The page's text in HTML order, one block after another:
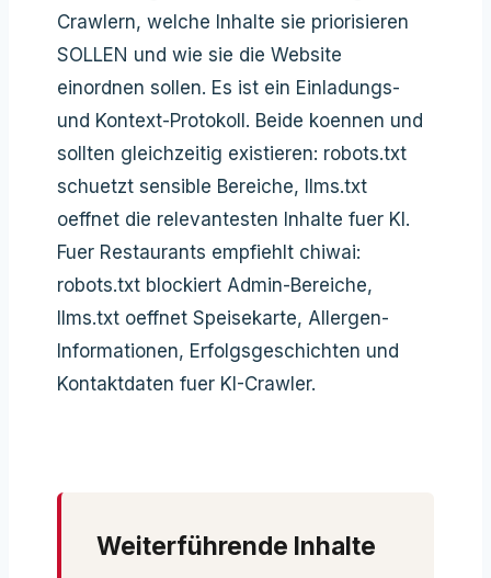
Crawlern, welche Inhalte sie priorisieren
SOLLEN und wie sie die Website
einordnen sollen. Es ist ein Einladungs-
und Kontext-Protokoll. Beide koennen und
sollten gleichzeitig existieren: robots.txt
schuetzt sensible Bereiche, llms.txt
oeffnet die relevantesten Inhalte fuer KI.
Fuer Restaurants empfiehlt chiwai:
robots.txt blockiert Admin-Bereiche,
llms.txt oeffnet Speisekarte, Allergen-
Informationen, Erfolgsgeschichten und
Kontaktdaten fuer KI-Crawler.
Weiterführende Inhalte